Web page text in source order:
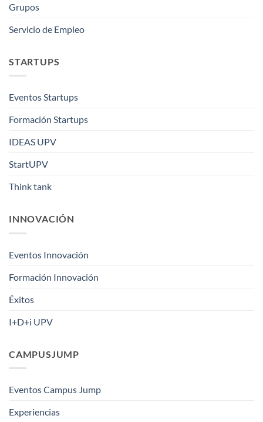
Grupos
Servicio de Empleo
STARTUPS
Eventos Startups
Formación Startups
IDEAS UPV
StartUPV
Think tank
INNOVACIÓN
Eventos Innovación
Formación Innovación
Éxitos
I+D+i UPV
CAMPUSJUMP
Eventos Campus Jump
Experiencias